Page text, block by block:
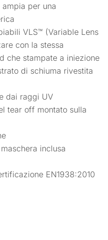
per una
VLS™ (Variable Lens
con la stessa
che stampate a iniezione
di schiuma rivestita
dai raggi UV
tear off montato sulla
inclusa
EN1938:2010